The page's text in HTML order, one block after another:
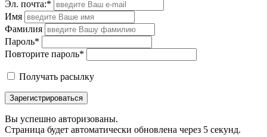
Эл. почта:*
Имя
Фамилия
Пароль*
Повторите пароль*
Получать расылку
Зарегистрироваться
Вы успешно авторизованы.
Страница будет автоматически обновлена через 5 секунд.